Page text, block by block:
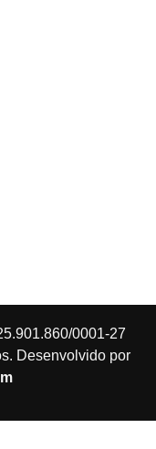
0001-27
Desenvolvido por